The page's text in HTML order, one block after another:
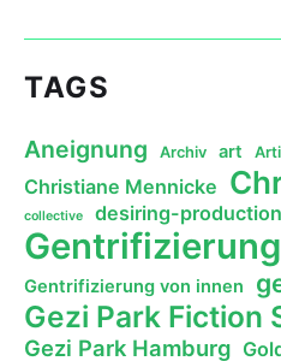
TAGS
Aneignung Archiv art
Christiane Mennicke
collective desiring-production
Gentrifizierung
Gentrifizierung von innen
Gezi Park Fiction
Gezi Park Hamburg